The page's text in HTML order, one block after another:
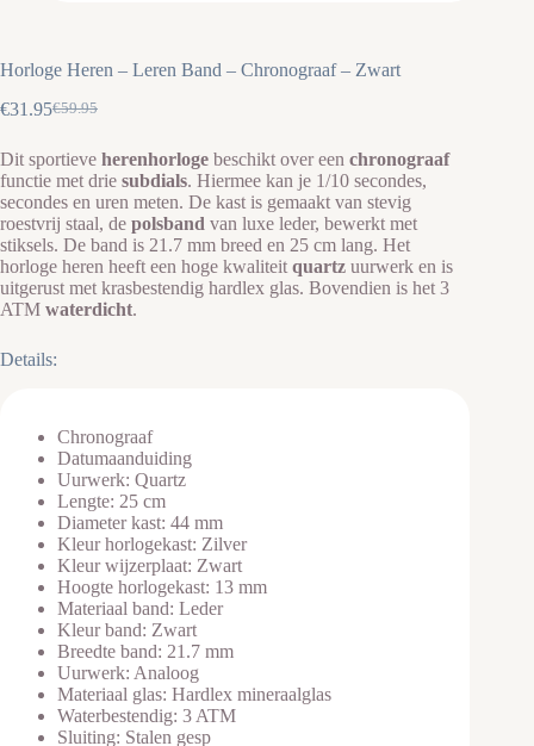
Horloge Heren – Leren Band – Chronograaf – Zwart
€59.95
Oorspronkelijke
was:
€59.95.
€31.95Huidige
is:
€31.95.
Dit sportieve herenhorloge beschikt over een chronograaf
functie met drie subdials. Hiermee kan je 1/10 secondes,
secondes en uren meten. De kast is gemaakt van stevig
roestvrij staal, de polsband van luxe leder, bewerkt met
stiksels. De band is 21.7 mm breed en 25 cm lang. Het
horloge heren heeft een hoge kwaliteit quartz uurwerk en is
uitgerust met krasbestendig hardlex glas. Bovendien is het 3
ATM waterdicht.
Details:
Chronograaf
Datumaanduiding
Uurwerk: Quartz
Lengte: 25 cm
Diameter kast: 44 mm
Kleur horlogekast: Zilver
Kleur wijzerplaat: Zwart
Hoogte horlogekast: 13 mm
Materiaal band: Leder
Kleur band: Zwart
Breedte band: 21.7 mm
Uurwerk: Analoog
Materiaal glas: Hardlex mineraalglas
Waterbestendig: 3 ATM
Sluiting: Stalen gesp